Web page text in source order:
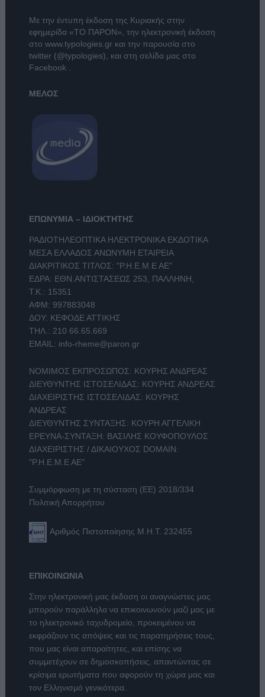
Με την έντυπη έκδοση της Κυριακής στην
εφημερίδα «ΤΟ ΠΑΡΟΝ» , την ηλεκτρονική έκδοση
στο www.typologies.grκαι την παρουσία στο
twitter (@typologies) , και στη σελίδα μας στο
Facebook
ΜΕΛΟΣ
ΕΠΩΝΥΜΙΑ – ΙΔΙΟΚΤΗΤΗΣ
ΡΑΔΙΟΤΗΛΕΟΠΤΙΚΑ ΗΛΕΚΤΡΟΝΙΚΑ ΕΚΔΟΤΙΚΑ
ΜΕΣΑ ΕΛΛΑΔΟΣ ΑΝΩΝΥΜΗ ΕΤΑΙΡΕΙΑ
ΔΙΑΚΡΙΤΙΚΟΣ ΤΙΤΛΟΣ: "Ρ.Η.Ε.Μ.Ε ΑΕ"
ΕΔΡΑ: ΕΘΝ.ΑΝΤΙΣΤΑΣΕΩΣ 253, ΠΑΛΛΗΝΗ,
Τ.Κ.: 15351
ΑΦΜ: 997883048
ΔΟΥ: ΚΕΦΟΔΕ ΑΤΤΙΚΗΣ
ΤΗΛ.: 210 66.65.669
EMAIL: info-rheme@paron.gr
ΝΟΜΙΜΟΣ ΕΚΠΡΟΣΩΠΟΣ: ΚΟΥΡΗΣ ΑΝΔΡΕΑΣ
ΔΙΕΥΘΥΝΤΗΣ ΙΣΤΟΣΕΛΙΔΑΣ: ΚΟΥΡΗΣ ΑΝΔΡΕΑΣ
ΔΙΑΧΕΙΡΙΣΤΗΣ ΙΣΤΟΣΕΛΙΔΑΣ: ΚΟΥΡΗΣ
ΑΝΔΡΕΑΣ
ΔΙΕΥΘΥΝΤΗΣ ΣΥΝΤΑΞΗΣ: ΚΟΥΡΗ ΑΓΓΕΛΙΚΗ
ΕΡΕΥΝΑ-ΣΥΝΤΑΞΗ: ΒΑΣΙΛΗΣ ΚΟΥΦΟΠΟΥΛΟΣ
ΔΙΑΧΕΙΡΙΣΤΗΣ / ΔΙΚΑΙΟΥΧΟΣ DOMAIN:
"Ρ.Η.Ε.Μ.Ε ΑΕ"
Συμμόρφωση με τη σύσταση (ΕΕ) 2018/334
Πολιτική Απορρήτου
Αριθμός Πιστοποίησης Μ.Η.Τ. 232455
ΕΠΙΚΟΙΝΩΝΙΑ
Στην ηλεκτρονική μας έκδοση οι αναγνώστες μας
μπορούν παράλληλα να επικοινωνούν μαζί μας με
το ηλεκτρονικό ταχυδρομείο, προκειμένου να
εκφράζουν τις απόψεις και τις παρατηρήσεις τους,
που μας είναι απαραίτητες, και επίσης να
συμμετέχουν σε δημοσκοπήσεις, απαντώντας σε
κρίσιμα ερωτήματα που αφορούν τη χώρα μας και
τον Ελληνισμό γενικότερα.